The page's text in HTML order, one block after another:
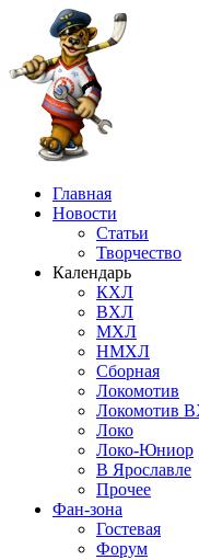
Главная
Новости
Статьи
Творчество
Календарь
КХЛ
ВХЛ
МХЛ
НМХЛ
Сборная
Локомотив
Локомотив
Локо
Локо-Юниор
В Ярославле
Прочее
Фан-зона
Гостевая
Форум